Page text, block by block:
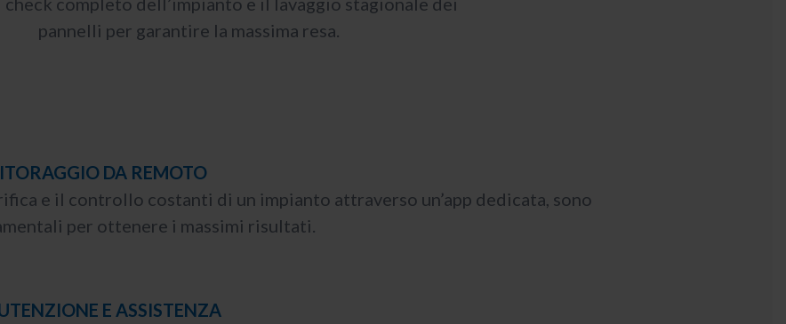
pannelli per garantire la massima resa.
DA REMOTO
e il controllo costanti di un impianto attraverso un’app dedicata, sono
per ottenere i massimi risultati.
E ASSISTENZA